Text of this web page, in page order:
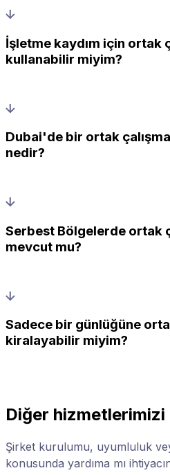
İşletme kaydım için ortak
kullanabilir miyim?
Dubai'de bir ortak
nedir?
Serbest Bölgelerde ortak
mevcut mu?
Sadece bir günlüğüne
kiralayabilir miyim?
Diğer hizmetlerimizi
Şirket kurulumu, uyumluluk
konusunda yardıma mı